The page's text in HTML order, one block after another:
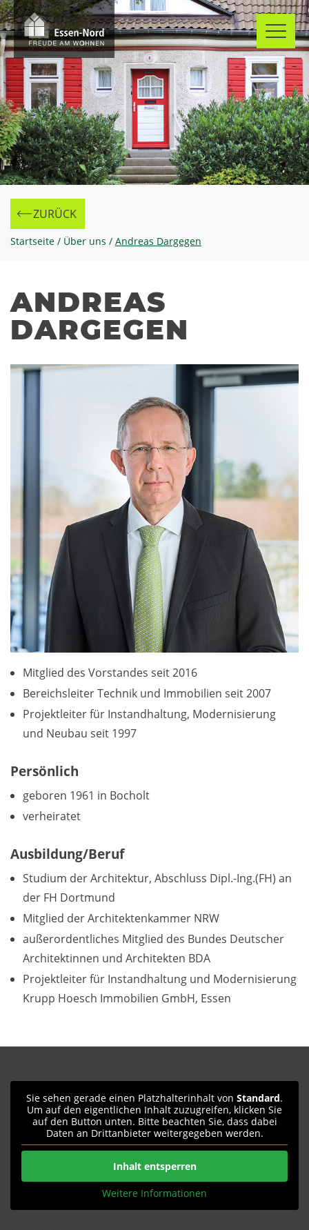
Skip
to
content
ZURÜCK
Zur
Startseite / Über uns / Andreas Dargegen
ANDREAS
DARGEGEN
Mitglied des Vorstandes seit 2016
Bereichsleiter Technik und Immobilien seit 2007
Projektleiter für Instandhaltung, Modernisierung
und Neubau seit 1997
Persönlich
geboren 1961 in Bocholt
verheiratet
Ausbildung/Beruf
Studium der Architektur, Abschluss Dipl.-Ing.(FH) an
der FH Dortmund
Mitglied der Architektenkammer NRW
außerordentliches Mitglied des Bundes Deutscher
Architektinnen und Architekten BDA
Projektleiter für Instandhaltung und Modernisierung
Krupp Hoesch Immobilien GmbH, Essen
Sie sehen gerade einen Platzhalterinhalt von Standard.
Um auf den eigentlichen Inhalt zuzugreifen, klicken Sie
auf den Button unten. Bitte beachten Sie, dass dabei
Daten an Drittanbieter weitergegeben werden.
Inhalt entsperren
Weitere Informationen